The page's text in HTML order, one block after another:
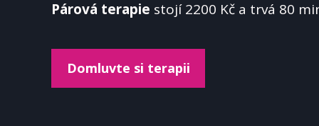
Párová terapie stojí 2200 Kč a trvá 80
Domluvte si terapii